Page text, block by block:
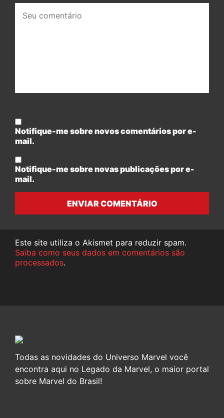
comentário:
Notifique-me sobre novos comentários por e-
mail.
Notifique-me sobre novas publicações por e-
mail.
ENVIAR COMENTÁRIO
Este site utiliza o Akismet para reduzir spam.
Saiba como seus dados em comentários são
processados.
Todas as novidades do Universo Marvel você
encontra aqui no Legado da Marvel, o maior portal
sobre Marvel do Brasil!